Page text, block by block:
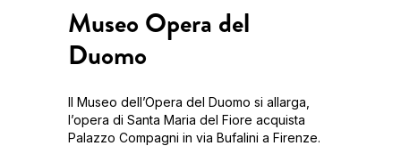
Museo Opera del
Duomo
Il Museo dell’Opera del Duomo si allarga,
l’opera di Santa Maria del Fiore acquista
Palazzo Compagni in via Bufalini a Firenze.